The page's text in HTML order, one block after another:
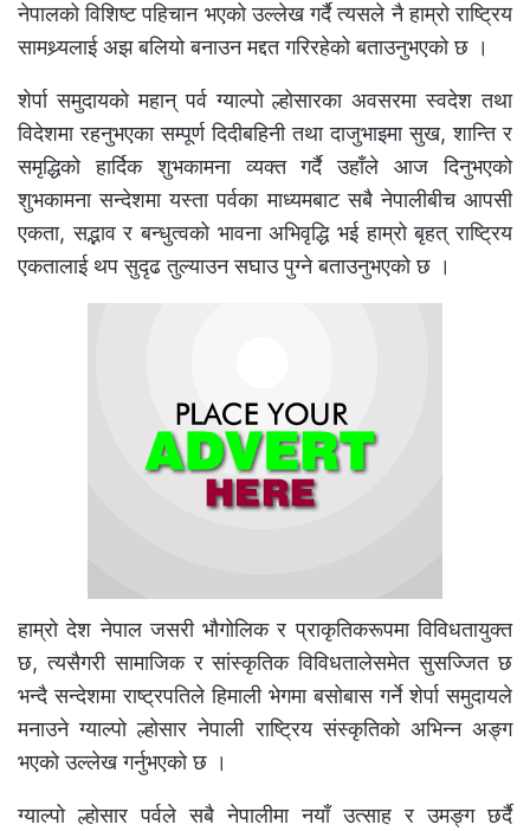
नेपालको विशिष्ट पहिचान भएको उल्लेख गर्दै त्यसले नै हाम्रो राष्ट्रिय
सामथ्र्यलाई अझ बलियो बनाउन मद्दत गरिरहेको बताउनुभएको छ ।
शेर्पा समुदायको महान् पर्व ग्याल्पो ल्होसारका अवसरमा स्वदेश तथा
विदेशमा रहनुभएका सम्पूर्ण दिदीबहिनी तथा दाजुभाइमा सुख, शान्ति र
समृद्धिको हार्दिक शुभकामना व्यक्त गर्दै उहाँले आज दिनुभएको
शुभकामना सन्देशमा यस्ता पर्वका माध्यमबाट सबै नेपालीबीच आपसी
एकता, सद्भाव र बन्धुत्वको भावना अभिवृद्धि भई हाम्रो बृहत् राष्ट्रिय
एकतालाई थप सुदृढ तुल्याउन सघाउ पुग्ने बताउनुभएको छ ।
हाम्रो देश नेपाल जसरी भौगोलिक र प्राकृतिकरूपमा विविधतायुक्त
छ, त्यसैगरी सामाजिक र सांस्कृतिक विविधतालेसमेत सुसज्जित छ
भन्दै सन्देशमा राष्ट्रपतिले हिमाली भेगमा बसोबास गर्ने शेर्पा समुदायले
मनाउने ग्याल्पो ल्होसार नेपाली राष्ट्रिय संस्कृतिको अभिन्न अङ्ग
भएको उल्लेख गर्नुभएको छ ।
ग्याल्पो ल्होसार पर्वले सबै नेपालीमा नयाँ उत्साह र उमङ्ग छर्दै